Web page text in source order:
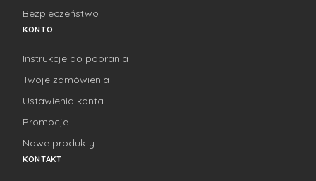
Bezpieczeństwo
KONTO
Instrukcje do pobrania
Twoje zamówienia
Ustawienia konta
Promocje
Nowe produkty
KONTAKT